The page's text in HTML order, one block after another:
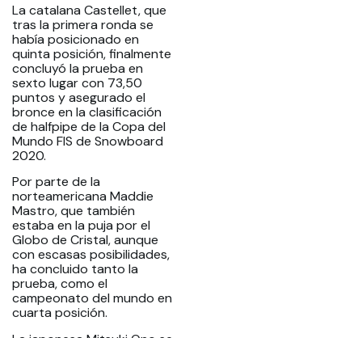
La catalana Castellet, que
tras la primera ronda se
había posicionado en
quinta posición, finalmente
concluyó la prueba en
sexto lugar con 73,50
puntos y asegurado el
bronce en la clasificación
de halfpipe de la Copa del
Mundo FIS de Snowboard
2020.
Por parte de la
norteamericana Maddie
Mastro, que también
estaba en la puja por el
Globo de Cristal, aunque
con escasas posibilidades,
ha concluido tanto la
prueba, como el
campeonato del mundo en
cuarta posición.